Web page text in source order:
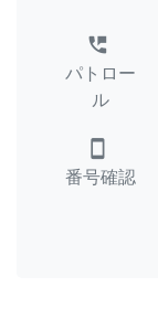
perm_phone_msg
パトロー
ル
smartphone
番号確認